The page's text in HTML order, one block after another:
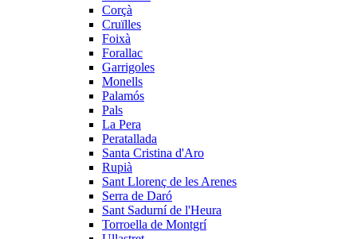
Corçà
Cruïlles
Foixà
Forallac
Garrigoles
Monells
Palamós
Pals
La Pera
Peratallada
Santa Cristina d'Aro
Rupià
Sant Llorenç de les Arenes
Serra de Daró
Sant Sadurní de l'Heura
Torroella de Montgrí